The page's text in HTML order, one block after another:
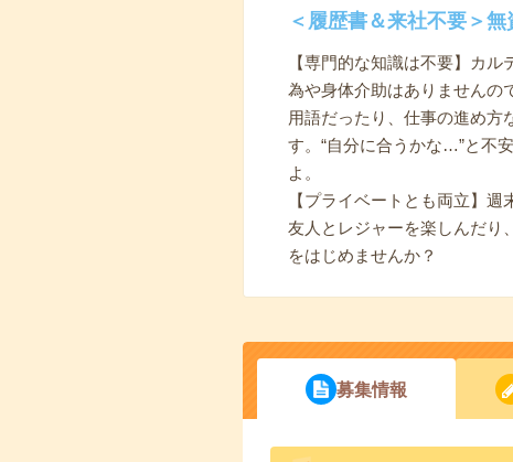
＜履歴書＆来社不要＞
【専門的な知識は不要】カ
為や身体介助はありませんの
用語だったり、仕事の進め方
す。“自分に合うかな…”と不
よ。
【プライベートとも両立】
友人とレジャーを楽しんだり
をはじめませんか？
募集情報